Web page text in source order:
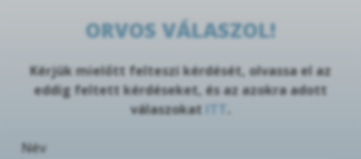
ORVOS VÁLASZOL!
Kérjük mielőtt felteszi kérdését, olvassa el az
eddig feltett kérdéseket, és az azokra adott
válaszokat
Név